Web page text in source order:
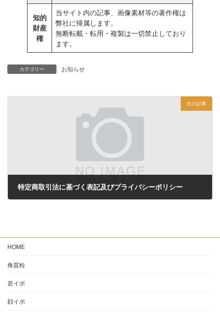
知的
財産
権
当サイト内の記事、画像素材等の著作権は
弊社に帰属します。
無断転載・転用・複製は一切禁止しており
ます。
カテゴリー お知らせ
次の記事
特定商取引法に基づく表記及びプライバシーポリシー
HOME
角質粒
首イボ
顔イボ